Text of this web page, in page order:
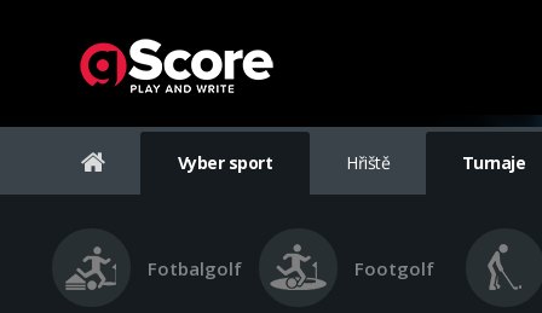
Vyber sport Hřiště Turnaje
Fotbalgolf Footgolf